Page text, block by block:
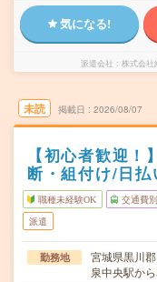
気になる!
派遣会社 株式会社
未読 掲載日 2026/08/07
【初心者歓迎
断・組付け/日払
職種未経験OK 交通費
派遣
勤務地
宮城県黒川郡
泉中央駅か